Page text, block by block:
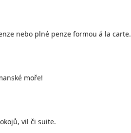
nebo plné penze formou á la carte.
moře!
vil či suite.